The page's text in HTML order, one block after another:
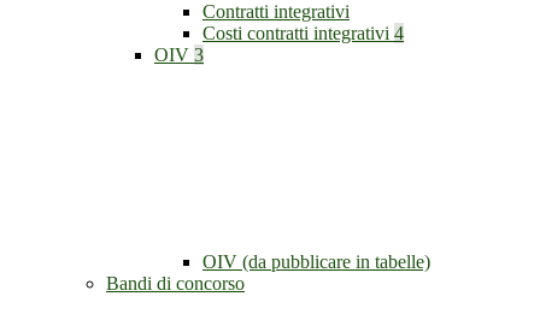
Contratti integrativi
Costi contratti integrativi 4
OIV 3
OIV (da pubblicare in tabelle)
Bandi di concorso